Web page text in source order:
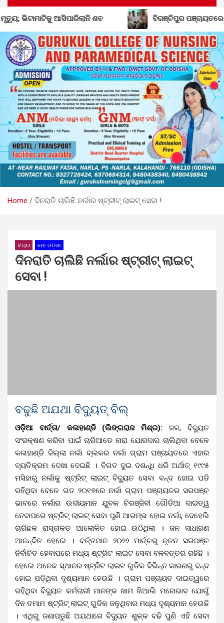
ବିରଞ୍ଚିପୁର ପଞ୍ଚାୟତରେ ବିଜେଡିର ଶକ୍ତି ବୃଦ୍ଧି; ବିଜେପି ଛାଡ଼ିଲେ
Home ଦିନରାତି ଚାଲିଛି ନର୍ଲାର ଷ୍ଟ୍ରୀଟ୍ ଲାଇଟ୍ ସେବା !
ବିଚାର ମୋ ଓଡ଼ିଶା
ଦିନରାତି ଚାଲିଛି ନର୍ଲାର ଷ୍ଟ୍ରୀଟ୍ ଲାଇଟ୍
ସେବା !
ବଢୁଛି ଅଯଥା ବିଦ୍ୟୁତ୍ ବିଲ୍
ଓଡ଼ିଆ ବାର୍ତ୍ତା/ କଳାହାଣ୍ଡି (ଲିଙ୍ଗରାଜ ମିଶ୍ର): ଜଳ, ବିଦ୍ୟୁତ
ସଂରକ୍ଷଣ କରିବା ପାଇଁ ଚାରିଆଡେ ନାରା ଯୋରଦାର ଚାଲିଥିବା ବେଳେ
କଳାହାଣ୍ଡି ଜିଲ୍ଲା ନର୍ଲା ବ୍ଲକର ନର୍ଲା ଗ୍ରାମ ପଞ୍ଚାୟତରେ ଏହାର
ବ୍ୟତିକ୍ରମ ଦେଖା ଦେଇଛି । ବିଗତ ଦୁଇ ଦଶନ୍ଧି ଧରି ଅର୍ଥାତ୍ ୧୯୯୫
ମସିହାରୁ ନର୍ଲାକୁ ଷ୍ଟ୍ରିଟ୍ ଲାଇଟ୍ ବିଦ୍ୟୁତ ସେବା ବନ୍ଦ ହୋଇ ପଡି
ରହିଥିବା ବେଳେ ଗତ ୨୦୧୭ରେ ନର୍ଲା ଗ୍ରାମ ପଞ୍ଚାୟତର ସରପଞ୍ଚ
ଭାବରେ ନର୍ଲାର ଉଦୀୟମାନ ଯୁବକ ଚିରଞ୍ଜିବୀ ଗୌଡିଆ ଦାଇତ୍ୱ
ନେବାପରେ ଷ୍ଟ୍ରିଟ୍ ଲାଇଟ୍ ସେବା ପୁଣି ଆରମ୍ଭ ହୋଇ ନର୍ଲା, ଦେହେଲି
ଚାରିଛକ ରାସ୍ତାକଡ ଆଲୋକିତ ହୋଇ ଉଠିଥିଲା । ଜନ ସାଧାରଣ
ଆନନ୍ଦିତ ହେଲେ । ବର୍ତ୍ତମାନ ୨୦୨୨ ମାର୍ଚ୍ଚରୁ ନୂତନ ସରପଞ୍ଚ
ନିର୍ବାଚିତ ହେବାପରେ ମଧ୍ୟ ଷ୍ଟ୍ରିଟ ଲାଇଟ ସେବା ବଳବତ୍ତର ରହିଛି ।
ହେଲେ ଅନେକ ସ୍ଥାନର ଷ୍ଟ୍ରିଟ ଲାଇଟ ଗୁଡିକ ବିଭିନ୍ନ କାରଣରୁ ବନ୍ଦ
ହୋଇ ପଡ଼ିଥିବା ଦୃଶ୍ୟମାନ ହେଉଛି । ଗ୍ରାମ ପଞ୍ଚାୟତ ଦାଇତ୍ୱରେ
ରହିଥିବା ବିଦ୍ୟୁତ କର୍ମଚାରୀ ମାନଙ୍କ ଖାମ ଖିଆଲି ମନୋଭାବ ଯୋଗୁଁ
ଦିନ ତମାମ ଷ୍ଟ୍ରିଟ୍ ଲାଇଟ୍ ଗୁଡିକ ଜଳୁଥିବାର ମଧ୍ୟ ଦୃଶ୍ୟମାନ ହେଉଛି
। ଏଥିରୁ ଜଣାପଡୁଛି ଅଯଥାରେ ବିଦ୍ୟୁତ ଶୁଳ୍କ ବଢି ପୁଣି ଏହି ସେବା